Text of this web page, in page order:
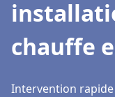
chauffe
Intervention